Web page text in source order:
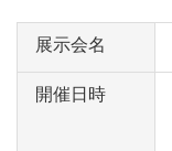
展示会名
開催日時